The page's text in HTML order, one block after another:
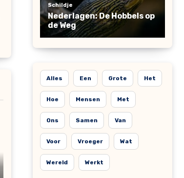
Alles Een Grote Het
Hoe Mensen Met
Ons Samen Van
Voor Vroeger Wat
Wereld Werkt